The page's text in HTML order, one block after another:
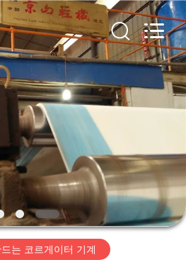
는 코르게이터 기계